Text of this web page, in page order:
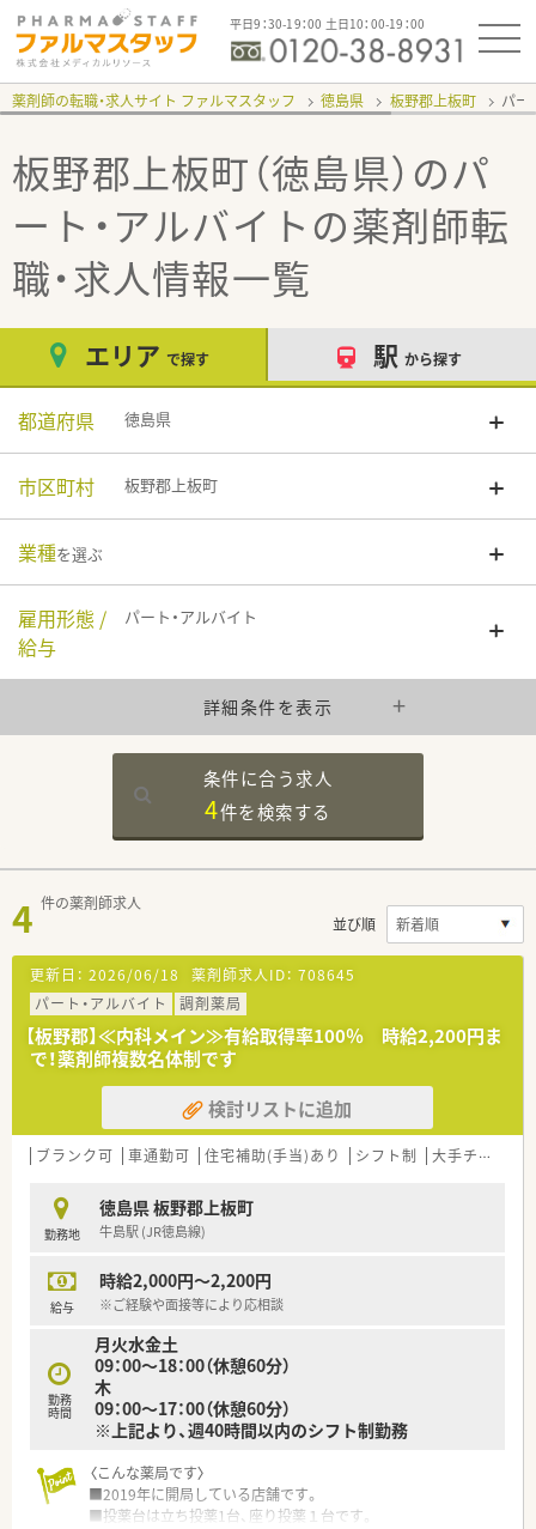
平日9：30-19：00 土日10：00-19：00
薬剤師の転職・求人サイト ファルマスタッフ 徳島県 板野郡上板町 パー
板野郡上板町（徳島県）のパ
ート・アルバイトの薬剤師転
職・求人情報一覧
エリア で探す 駅 から探す
都道府県 徳島県
市区町村 板野郡上板町
業種を選ぶ
雇用形態 /
給与
パート・アルバイト
詳細条件を表示
条件に合う求人
4件を検索する
4 件の薬剤師求人
並び順
更新日： 2026/06/18 薬剤師求人ID： 708645
パート・アルバイト
調剤薬局
【板野郡】≪内科メイン≫有給取得率100％ 時給2,200円ま
で！薬剤師複数名体制です
検討リストに追加
ブランク可 車通勤可 住宅補助(手当)あり シフト制 大手チェーン以外
勤務地
徳島県 板野郡上板町
牛島駅 (JR徳島線)
給与
時給2,000円～2,200円
※ご経験や面接等により応相談
勤務
時間
月火水金土
09：00～18：00（休憩60分）
木
09：00～17：00（休憩60分）
※上記より、週40時間以内のシフト制勤務
〈こんな薬局です〉
■2019年に開局している店舗です。
■投薬台は立ち投薬1台、座り投薬１台です。